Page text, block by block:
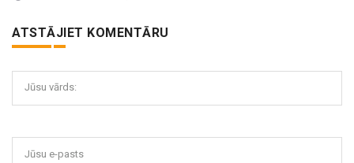
ATSTĀJIET KOMENTĀRU
Jūsu vārds:
Jūsu e-pasts